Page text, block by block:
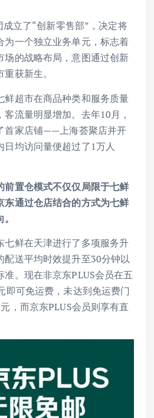
立了“创新零售部”，决定将
为一个独立业务单元，标志着
场的战略布局，意图通过创新
获新生。
鲜超市在商品种类和服务质量
流量明显增加。去年10月，
首家店铺——上海荟聚店并开
均访问量便超过了1万人
前置仓模式不仅仅局限于七鲜
东通过仓店结合的方式为七鲜
七鲜在天津进行了多项服务升
配送平均时效提升至30分钟以
。现在非京东PLUS会员在五
即可免运费，未达到免运费门
，而京东PLUS会员则享有直